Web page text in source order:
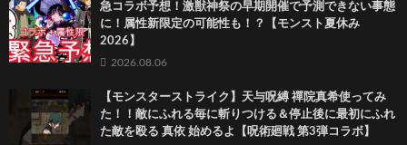
急コラボ予想！激獣神祭の早期開催で予測できない事態
に！属性新限定の可能性も！？【モンスト夏休み
2026】
2026.08.06
【モンスターストライク】天与呪縛 禪院真希使ってみ
た！！敵にふれる毎に斬りつける＆停止後に最初にふれ
た敵を殴る 真依 始めるよ【呪術廻戦 第3弾コラボ】